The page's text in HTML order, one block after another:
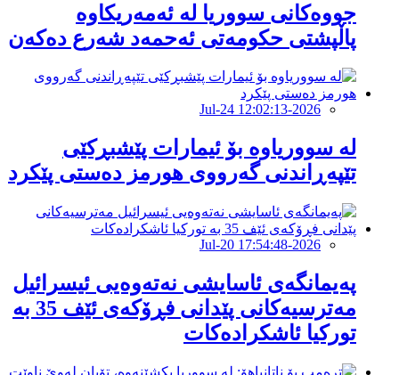
جووەكانی سووریا لە ئەمەریكاوە
پاڵپشتی حكومەتی ئەحمەد شەرع دەكەن
2026-Jul-24 12:02:13
لە سووریاوە بۆ ئیمارات پێشبڕکێى
تێپەڕاندنى گەرووى هورمز دەستى پێکرد
2026-Jul-20 17:54:48
پەیمانگەی ئاسایشی نەتەوەیی ئیسرائیل
مەترسیەكانی پێدانی فڕۆكەی ئێف 35 بە
توركیا ئاشكرادەكات